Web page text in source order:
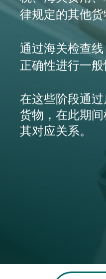
律规定的其他
通过海关检查
正确性进行一
在这些阶段通
货物，在此期
其对应关系。